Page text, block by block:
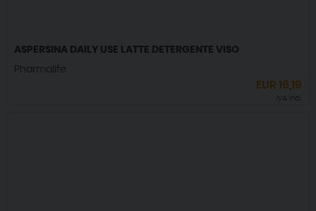
ASPERSINA DAILY USE LATTE DETERGENTE VISO
Pharmalife
EUR16,19
IVA incl.